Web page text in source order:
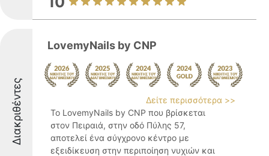
Διακριθέντες
LovemyNails by CNP
Δείτε περισσότερα >>
Το LovemyNails by CNP που βρίσκεται
στον Πειραιά, στην οδό Πύλης 57,
αποτελεί ένα σύγχρονο κέντρο με
εξειδίκευση στην περιποίηση νυχιών και